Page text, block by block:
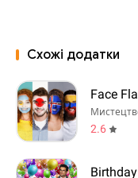
Схожі додатки
Face
2.6